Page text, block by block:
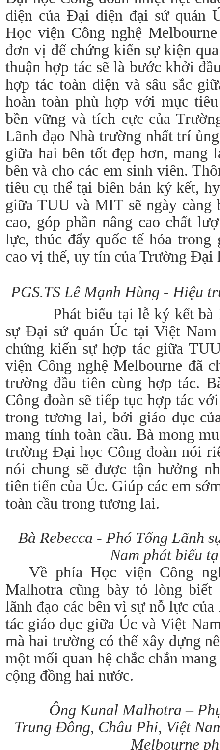
diện của Đại diện đại sứ quán
Học viện Công nghệ Melbourne
đơn vị để chứng kiến sự kiện
thuận hợp tác sẽ là bước khởi
hợp tác toàn diện và sâu sắc
hoàn toàn phù hợp với mục
bền vững và tích cực của
Lãnh đạo Nhà trường nhất trí
giữa hai bên tốt đẹp hơn,
bên và cho các em sinh viên.
tiêu cụ thể tại biên bản ký kết,
giữa TUU và MIT sẽ ngày càng
cao, góp phần nâng cao chất
lực, thúc đẩy quốc tế hóa trong
cao vị thế, uy tín của Trường Đại
PGS.TS Lê Mạnh Hùng - Hiệu
Phát biểu tại lễ ký kết bà
sự Đại sứ quán Úc tại Việt
chứng kiến sự hợp tác giữa
viện Công nghệ Melbourne đã
trường đầu tiên cùng hợp tác.
Công đoàn sẽ tiếp tục hợp tác
trong tương lai, bởi giáo dục
mang tính toàn cầu. Bà mong
trường Đại học Công đoàn nói
nói chung sẽ được tận hưởng
tiên tiến của Úc. Giúp các em
toàn cầu trong tương lai.
Bà Rebecca - Phó Tổng Lãnh
Nam phát biểu
Về phía Học viện Công
Malhotra cũng bày tỏ lòng biết
lãnh đạo các bên vì sự nỗ lực
tác giáo dục giữa Úc và Việt
mà hai trường có thể xây dựng
một mối quan hệ chắc chắn
cộng đồng hai nước.
Ông Kunal Malhotra –
Trung Đông, Châu Phi, Việt
Melbourne